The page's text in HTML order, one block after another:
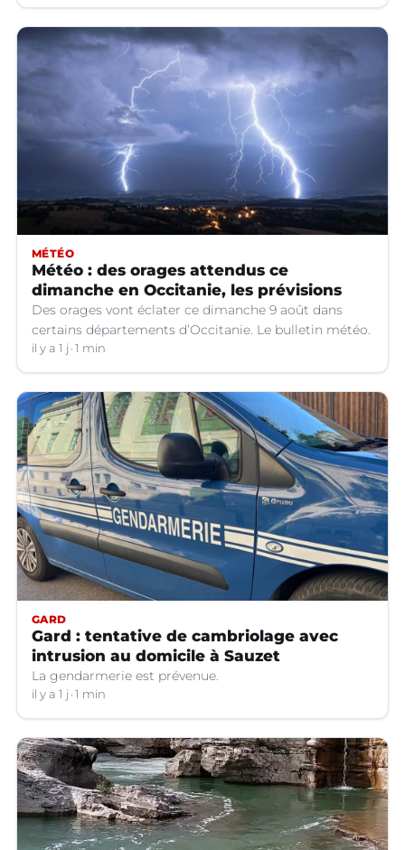
MÉTÉO
Météo : des orages attendus ce
dimanche en Occitanie, les prévisions
Des orages vont éclater ce dimanche 9 août dans
certains départements d’Occitanie. Le bulletin météo.
il y a 1 j 1 min
GARD
Gard : tentative de cambriolage avec
intrusion au domicile à Sauzet
La gendarmerie est prévenue.
il y a 1 j 1 min